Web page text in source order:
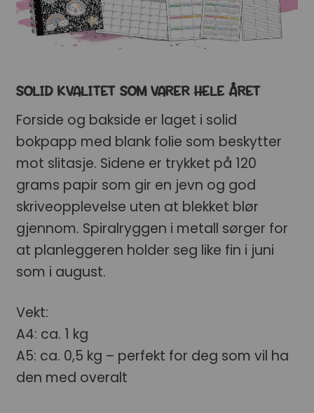
SOLID KVALITET SOM VARER HELE ÅRET
Forside og bakside er laget i solid
bokpapp med blank folie som beskytter
mot slitasje. Sidene er trykket på 120
grams papir som gir en jevn og god
skriveopplevelse uten at blekket blør
gjennom. Spiralryggen i metall sørger for
at planleggeren holder seg like fin i juni
som i august.
Vekt:
A4: ca. 1 kg
A5: ca. 0,5 kg – perfekt for deg som vil ha
den med overalt